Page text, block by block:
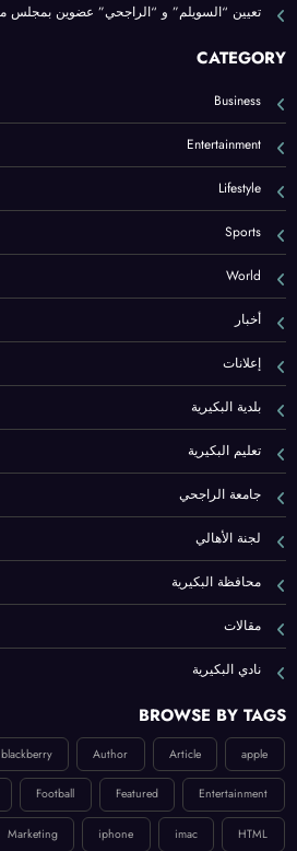
تعيين “السويلم” و “الراجحي” عضوين بمجلس
CATEGORY
Business
Entertainment
Lifestyle
Sports
World
أخبار
إعلانات
بلدية البكيرية
تعليم البكيرية
جامعة الراجحي
لجنة الأهالي
محافظة البكيرية
مقالات
نادي البكيرية
BROWSE BY TAGS
apple
Article
Author
blackberry
Entertainment
Featured
Football
HTML
imac
iphone
Marketing